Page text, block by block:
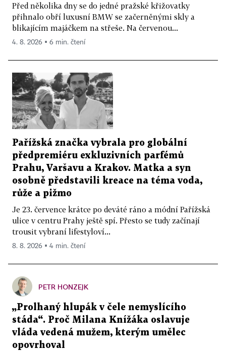
Před několika dny se do jedné pražské křižovatky
přihnalo obří luxusní BMW se začerněnými skly a
blikajícím majáčkem na střeše. Na červenou...
4. 8. 2026 ▪ 6 min. čtení
Pařížská značka vybrala pro globální
předpremiéru exkluzivních parfémů
Prahu, Varšavu a Krakov. Matka a syn
osobně představili kreace na téma voda,
růže a pižmo
Je 23. července krátce po deváté ráno a módní Pařížská
ulice v centru Prahy ještě spí. Přesto se tudy začínají
trousit vybraní lifestyloví...
8. 8. 2026 ▪ 4 min. čtení
PETR HONZEJK
„Prolhaný hlupák v čele nemyslícího
stáda“. Proč Milana Knížáka oslavuje
vláda vedená mužem, kterým umělec
opovrhoval